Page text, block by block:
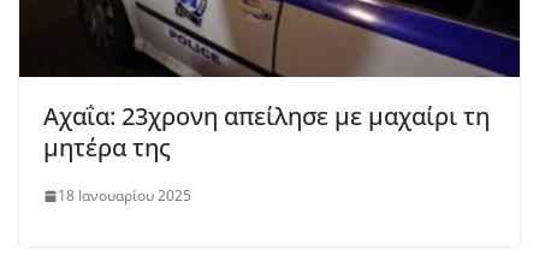
Αχαΐα: 23χρονη απείλησε με μαχαίρι τη
μητέρα της
18 Ιανουαρίου 2025